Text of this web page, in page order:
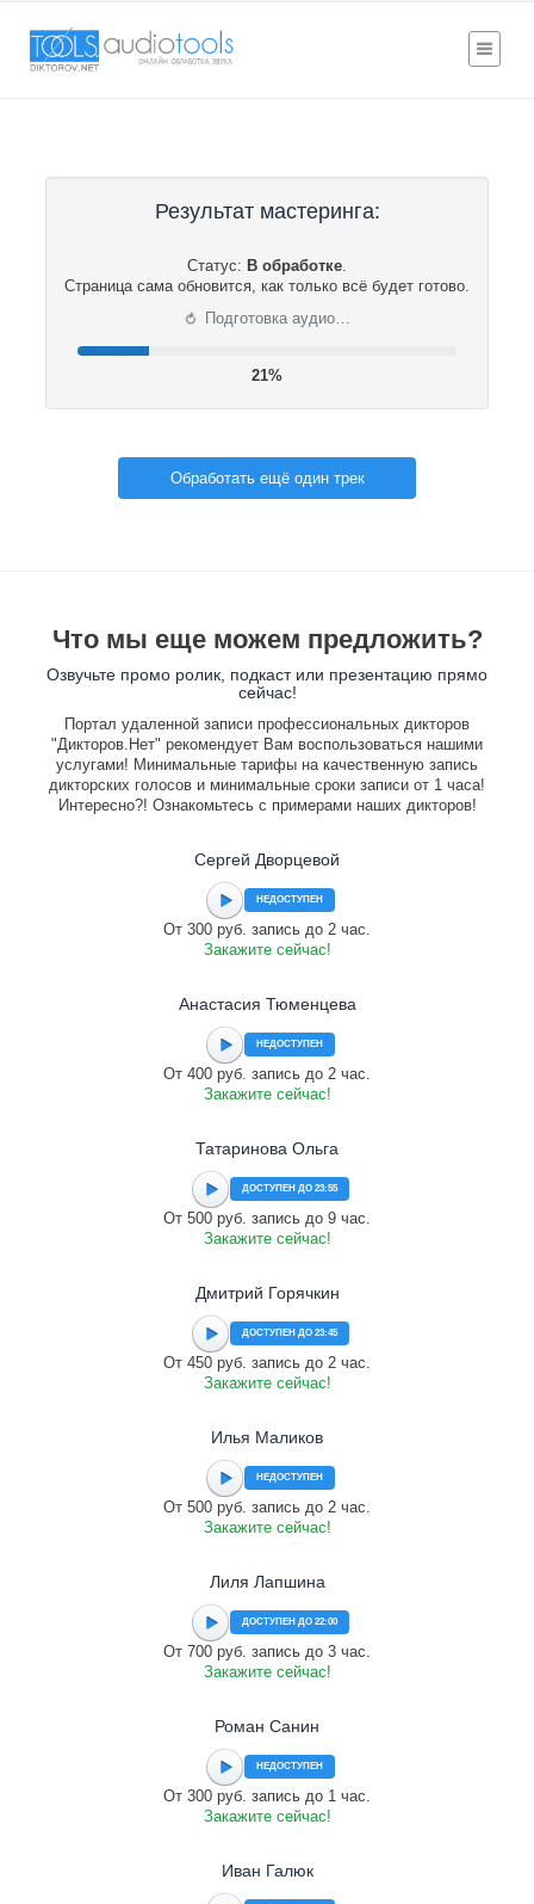
Результат мастеринга:
Статус: В обработке.
Страница сама обновится, как только всё будет готово.
⟳ Подготовка аудио…
22%
Обработать ещё один трек
Что мы еще можем предложить?
Озвучьте промо ролик, подкаст или презентацию прямо
сейчас!
Портал удаленной записи профессиональных дикторов
"Дикторов.Нет" рекомендует Вам воспользоваться нашими
услугами! Минимальные тарифы на качественную запись
дикторских голосов и минимальные сроки записи от 1 часа!
Интересно?! Ознакомьтесь с примерами наших дикторов!
Сергей Дворцевой
НЕДОСТУПЕН
От 300 руб. запись до 2 час.
Закажите сейчас!
Анастасия Тюменцева
НЕДОСТУПЕН
От 400 руб. запись до 2 час.
Закажите сейчас!
Татаринова Ольга
ДОСТУПЕН ДО 23:55
От 500 руб. запись до 9 час.
Закажите сейчас!
Дмитрий Горячкин
ДОСТУПЕН ДО 23:45
От 450 руб. запись до 2 час.
Закажите сейчас!
Илья Маликов
НЕДОСТУПЕН
От 500 руб. запись до 2 час.
Закажите сейчас!
Лиля Лапшина
ДОСТУПЕН ДО 22:00
От 700 руб. запись до 3 час.
Закажите сейчас!
Роман Санин
НЕДОСТУПЕН
От 300 руб. запись до 1 час.
Закажите сейчас!
Иван Галюк